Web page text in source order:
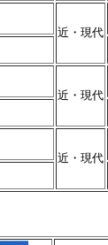
近・現代
近・現代
近・現代